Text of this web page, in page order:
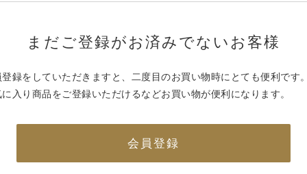
まだご登録がお済みでないお客様
登録をしていただきますと、二度目のお買い物時にとても便利です
入り商品をご登録いただけるなどお買い物が便利になります。
会員登録